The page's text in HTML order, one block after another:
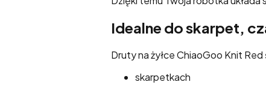
Idealne do skarpet,
Druty na żyłce ChiaoGoo Knit
skarpetkach